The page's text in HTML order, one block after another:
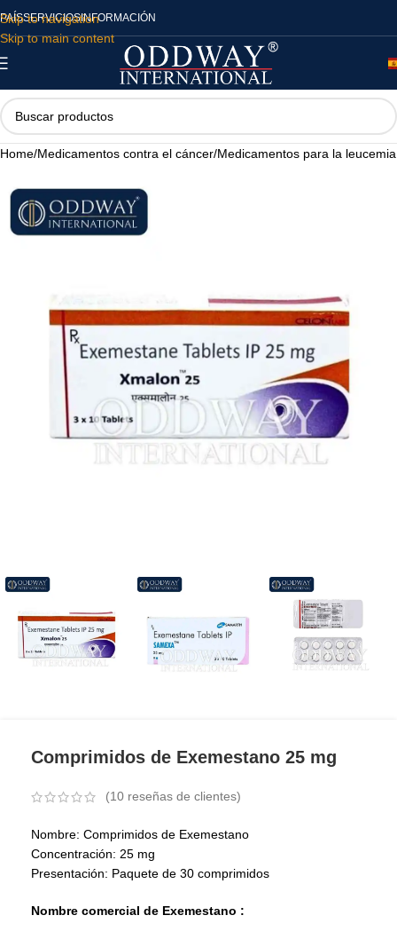
Skip to navigation
Skip to main content
PAÍSSERVICIOSINFORMACIÓN
Home/Medicamentos contra el cáncer/Medicamentos para la leucemia
Comprimidos de Exemestano 25 mg
(10 reseñas de clientes)
Nombre: Comprimidos de Exemestano
Concentración: 25 mg
Presentación: Paquete de 30 comprimidos
Nombre comercial de Exemestano :